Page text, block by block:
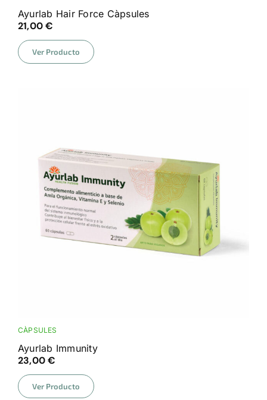
Ayurlab Hair Force Càpsules
21,00€
Ver Producto
CÀPSULES
Ayurlab Immunity
23,00€
Ver Producto